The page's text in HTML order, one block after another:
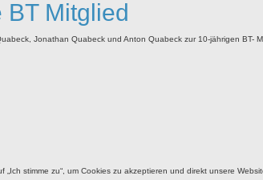
Mitglied
Jonathan Quabeck und Anton Quabeck zur 10-jährigen BT-
stimme zu“, um Cookies zu akzeptieren und direkt unsere